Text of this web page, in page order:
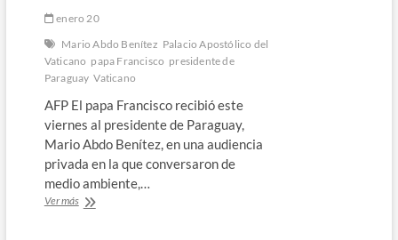
enero 20
Mario Abdo Benítez Palacio Apostólico del
Vaticano papa Francisco presidente de
Paraguay Vaticano
AFP El papa Francisco recibió este
viernes al presidente de Paraguay,
Mario Abdo Benítez, en una audiencia
privada en la que conversaron de
medio ambiente,…
Ver másPapa